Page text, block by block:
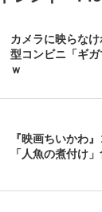
カメラに映らな
型コンビニ「ギ
ｗ
『映画ちいかわ
「人魚の煮付け